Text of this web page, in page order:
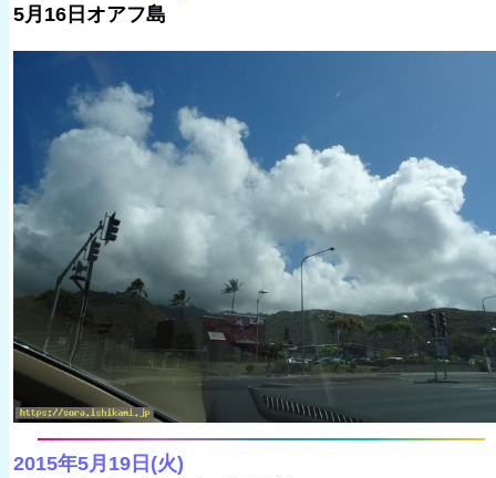
5月16日オアフ島
2015年5月19日(火)